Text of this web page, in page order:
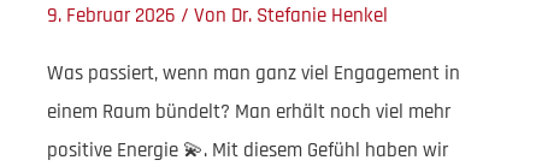
9. Februar 2026 / Von Dr. Stefanie Henkel
Was passiert, wenn man ganz viel Engagement in
einem Raum bündelt? Man erhält noch viel mehr
positive Energie 💫. Mit diesem Gefühl haben wir